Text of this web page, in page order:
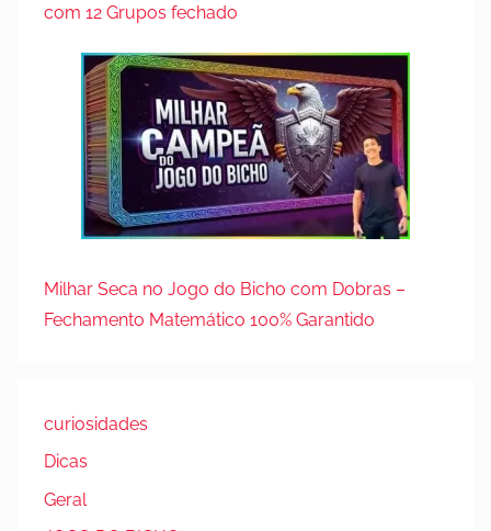
com 12 Grupos fechado
Milhar Seca no Jogo do Bicho com Dobras –
Fechamento Matemático 100% Garantido
curiosidades
Dicas
Geral